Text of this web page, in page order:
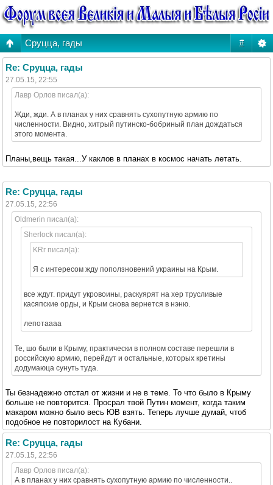
#
Сруцца, гады
Re: Сруцца, гады
27.05.15, 22:55
Лавр Орлов писал(а):
Жди, жди. А в планах у них сравнять сухопутную армию по
численности. Видно, хитрый путинско-бобриный план дождаться
этого момента.
Планы,вещь такая...У каклов в планах в космос начать летать.
Re: Сруцца, гады
27.05.15, 22:56
Oldmerin писал(а):
Sherlock писал(а):
KRr писал(а):
Я с интересом жду поползновений украины на Крым.
все ждут. придут укровоины, раскуярят на хер трусливые
касяпские орды, и Крым снова вернется в нэню.
лепотаааа
Те, шо были в Крыму, практически в полном составе перешли в
российскую армию, перейдут и остальные, которых кретины
додумаюца сунуть туда.
Ты безнадежно отстал от жизни и не в теме. То что было в Крыму
больше не повторится. Просрал твой Путин момент, когда таким
макаром можно было весь ЮВ взять. Теперь лучше думай, чтоб
подобное не повторилост на Кубани.
Re: Сруцца, гады
27.05.15, 22:56
Лавр Орлов писал(а):
А в планах у них сравнять сухопутную армию по численности..